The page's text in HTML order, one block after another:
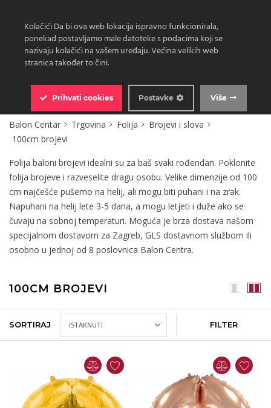
Balon Centar Trgovina Folija
Brojevi i slova
100cm brojevi
Folija baloni brojevi idealni su za baš svaki rođendan. Poklonite
folija brojeve i razveselite dragu osobu. Velike dimenzije od 100
cm najčešće pušemo na helij, ali mogu biti puhani i na zrak.
Napuhani na helij lete 3-5 dana, a mogu letjeti i duže ako se
čuvaju na sobnoj temperaturi. Moguća je brza dostava našom
specijalnom dostavom za Zagreb, GLS dostavnom službom ili
osobno u jednoj od 8 poslovnica Balon Centra.
100CM BROJEVI
SORTIRAJ FILTER
Kolačići Da bi ova web lokacija ispravno funkcionirala,
ponekad postavljamo male datoteke s podacima koji se
nazivaju kolačići na vašem uređaju. Većina velikih web
stranica također to čini.
Prihvati cookies Više
Postavke